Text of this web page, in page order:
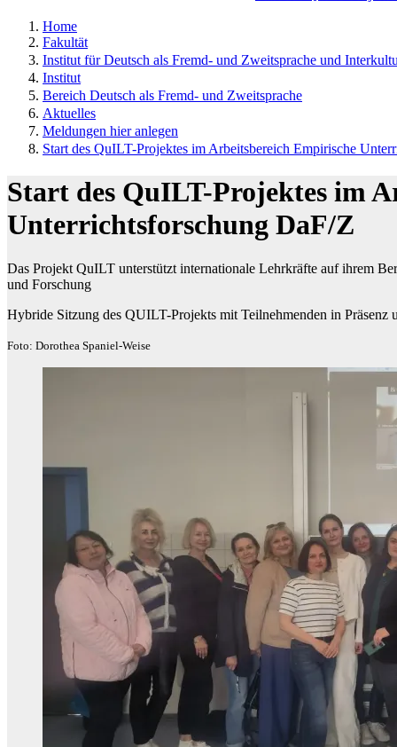
Home
Fakultät
Institut für Deutsch als Fremd- und Zweitsprache und
Institut
Bereich Deutsch als Fremd- und Zweitsprache
Aktuelles
Meldungen hier anlegen
Start des QuILT-Projektes im Arbeitsbereich Empirische
Start des QuILT-Projektes im
Unterrichtsforschung DaF/Z
Das Projekt QuILT unterstützt internationale Lehrkräfte auf ihrem
und Forschung
Hybride Sitzung des QUILT-Projekts mit Teilnehmenden in Präsenz
Foto: Dorothea Spaniel-Weise